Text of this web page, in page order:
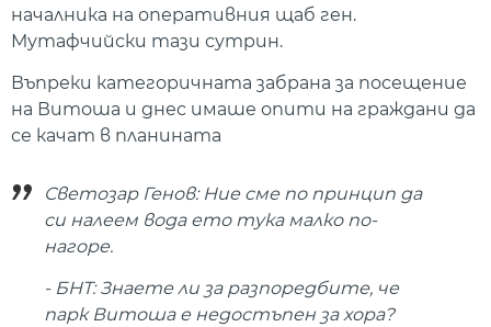
началника на оперативния щаб ген.
Мутафчийски тази сутрин.
Въпреки категоричната забрана за посещение
на Витоша и днес имаше опити на граждани да
се качат в планината
Светозар Генов: Ние сме по принцип да
си налеем вода ето тука малко по-
нагоре.
- БНТ: Знаете ли за разпоредбите, че
парк Витоша е недостъпен за хора?